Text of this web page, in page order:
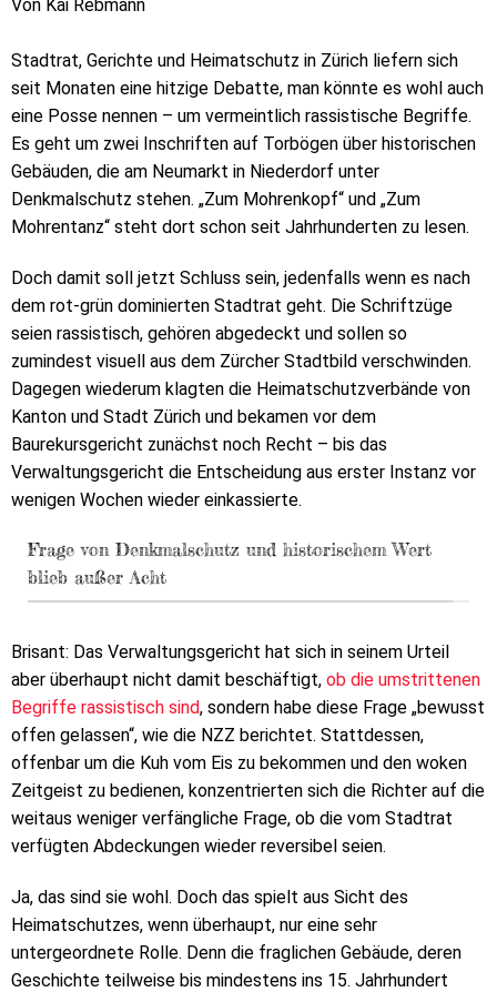
Von Kai Rebmann
Stadtrat, Gerichte und Heimatschutz in Zürich liefern sich
seit Monaten eine hitzige Debatte, man könnte es wohl auch
eine Posse nennen – um vermeintlich rassistische Begriffe.
Es geht um zwei Inschriften auf Torbögen über historischen
Gebäuden, die am Neumarkt in Niederdorf unter
Denkmalschutz stehen. „Zum Mohrenkopf“ und „Zum
Mohrentanz“ steht dort schon seit Jahrhunderten zu lesen.
Doch damit soll jetzt Schluss sein, jedenfalls wenn es nach
dem rot-grün dominierten Stadtrat geht. Die Schriftzüge
seien rassistisch, gehören abgedeckt und sollen so
zumindest visuell aus dem Zürcher Stadtbild verschwinden.
Dagegen wiederum klagten die Heimatschutzverbände von
Kanton und Stadt Zürich und bekamen vor dem
Baurekursgericht zunächst noch Recht – bis das
Verwaltungsgericht die Entscheidung aus erster Instanz vor
wenigen Wochen wieder einkassierte.
Frage von Denkmalschutz und historischem Wert
blieb außer Acht
Brisant: Das Verwaltungsgericht hat sich in seinem Urteil
aber überhaupt nicht damit beschäftigt, ob die umstrittenen
Begriffe rassistisch sind, sondern habe diese Frage „bewusst
offen gelassen“, wie die NZZ berichtet. Stattdessen,
offenbar um die Kuh vom Eis zu bekommen und den woken
Zeitgeist zu bedienen, konzentrierten sich die Richter auf die
weitaus weniger verfängliche Frage, ob die vom Stadtrat
verfügten Abdeckungen wieder reversibel seien.
Ja, das sind sie wohl. Doch das spielt aus Sicht des
Heimatschutzes, wenn überhaupt, nur eine sehr
untergeordnete Rolle. Denn die fraglichen Gebäude, deren
Geschichte teilweise bis mindestens ins 15. Jahrhundert